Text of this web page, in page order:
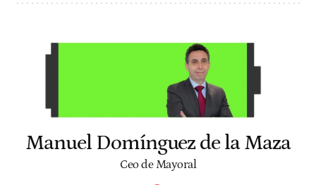
Manuel Domínguez de la Maza
Ceo de Mayoral